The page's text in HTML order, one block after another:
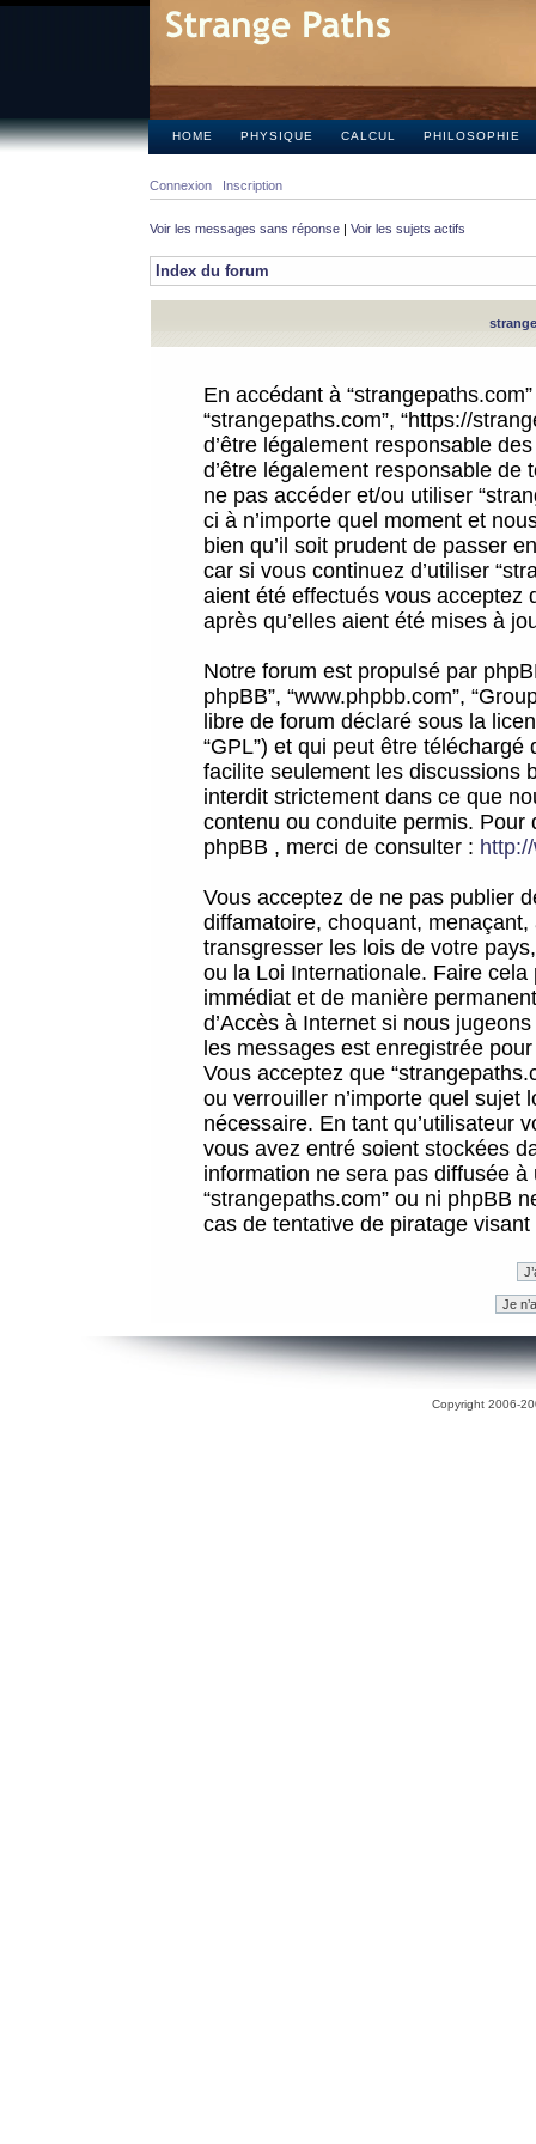
HOME PHYSIQUE CALCUL PHILOSOPHIE
Connexion Inscription
Voir les messages sans réponse | Voir les sujets actifs
Index du forum
En accédant à
“strangepaths.com”, “https://
d’être légalement responsable
d’être légalement responsable
ne pas accéder et/ou utiliser
ci à n’importe quel moment et
bien qu’il soit prudent de passer
car si vous continuez d’utiliser
aient été effectués vous acceptez
après qu’elles aient été mises à
Notre forum est propulsé par
phpBB”, “www.phpbb.com”,
libre de forum déclaré sous la
“GPL”) et qui peut être téléchargé
facilite seulement les discussions
interdit strictement dans ce que
contenu ou conduite permis.
phpBB , merci de consulter :
Vous acceptez de ne pas publier
diffamatoire, choquant,
transgresser les lois de votre
ou la Loi Internationale. Faire
immédiat et de manière
d’Accès à Internet si nous
les messages est enregistrée
Vous acceptez que
ou verrouiller n’importe quel sujet
nécessaire. En tant qu’utilisateur
vous avez entré soient stockées
information ne sera pas diffusée
“strangepaths.com” ou ni phpBB
cas de tentative de piratage
Copyright 2006-